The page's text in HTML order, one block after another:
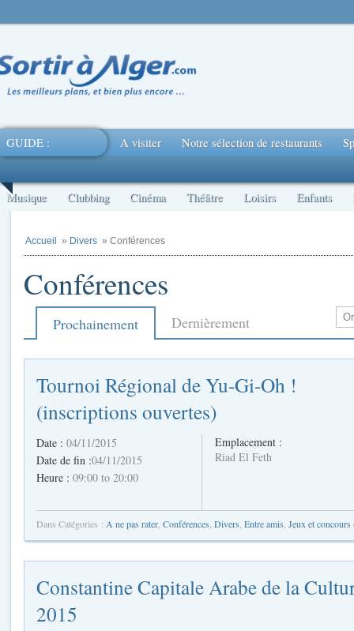
GUIDE : A visiter Notre sélection de restaurants
Musique Clubbing Cinéma Théâtre Loisirs Enfants
Accueil » Divers » Conférences
Conférences
Prochainement Dernièrement
Tournoi Régional de Yu-Gi-Oh !
(inscriptions ouvertes)
Date : 04/11/2015
Date de fin :04/11/2015
Heure : 09:00 to 20:00
Emplacement :
Riad El Feth
Dans Catégories : A ne pas rater Conférences Divers Entre amis Jeux et concours
Constantine Capitale Arabe de la
2015